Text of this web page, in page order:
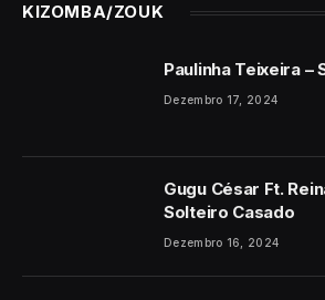
KIZOMBA/ZOUK
Paulinha Teixeira –
Dezembro 17, 2024
Gugu César Ft.
Solteiro Casado
Dezembro 16, 2024